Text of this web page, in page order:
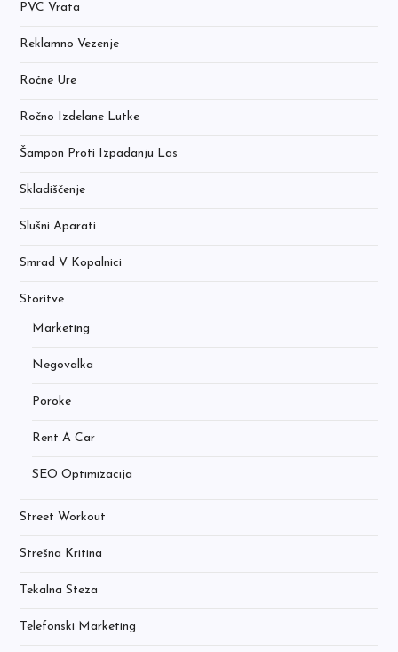
PVC Vrata
Reklamno Vezenje
Ročne Ure
Ročno Izdelane Lutke
Šampon Proti Izpadanju Las
Skladiščenje
Slušni Aparati
Smrad V Kopalnici
Storitve
Marketing
Negovalka
Poroke
Rent A Car
SEO Optimizacija
Street Workout
Strešna Kritina
Tekalna Steza
Telefonski Marketing